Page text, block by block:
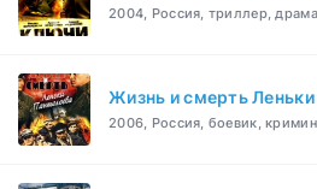
2004, Россия, триллер,
Жизнь и смерть
2006, Россия, боевик,